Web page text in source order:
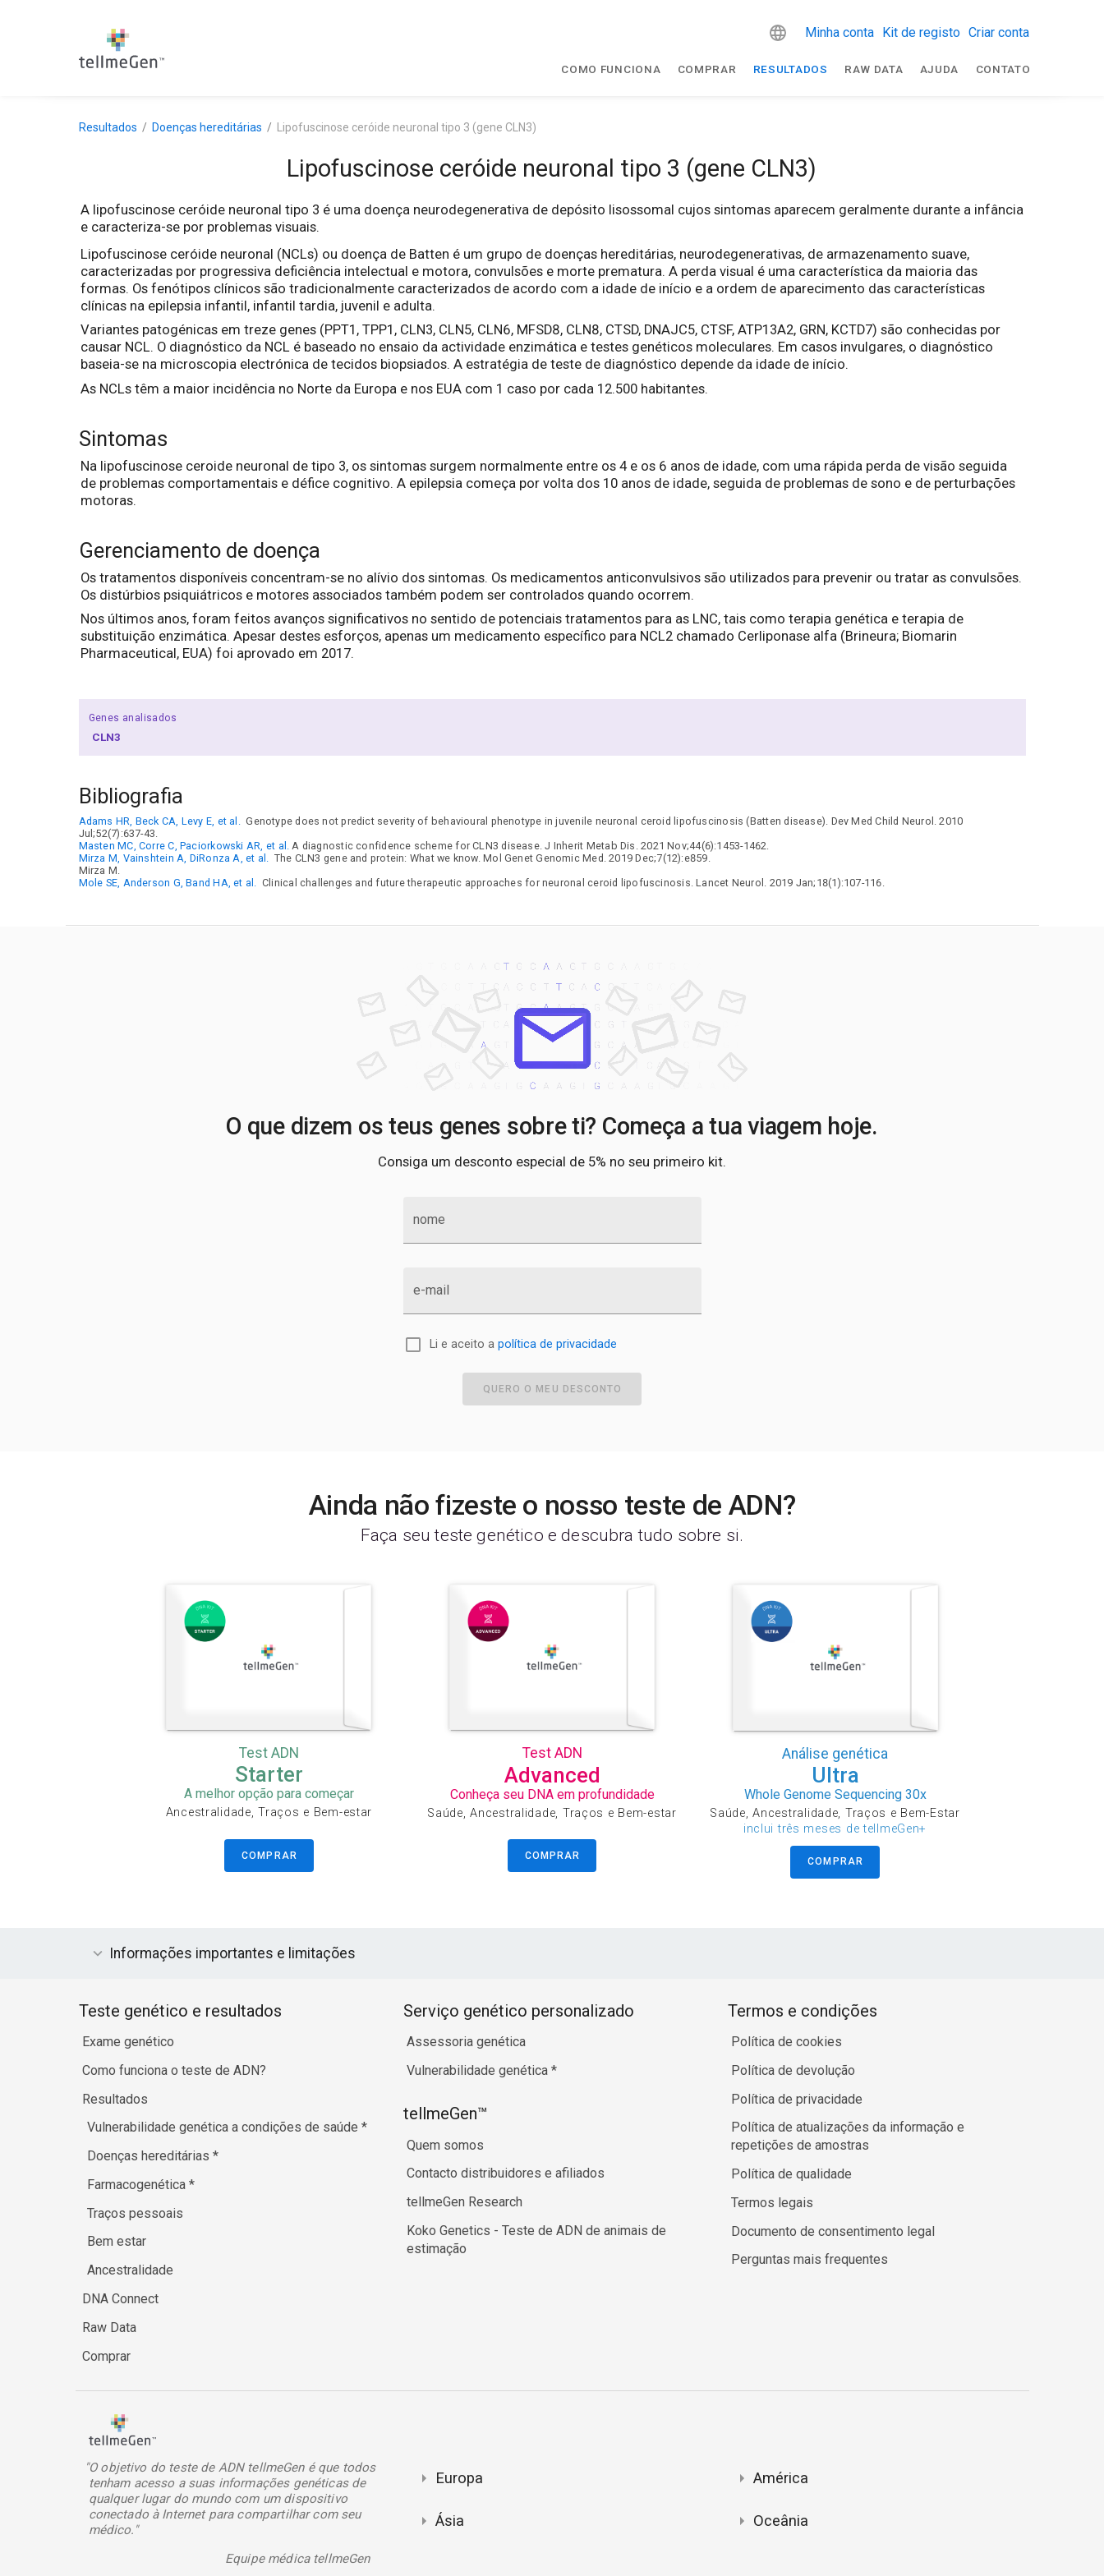
Minha conta Kit de registo Criar conta
COMO FUNCIONA COMPRAR RESULTADOS RAW DATA AJUDA CONTATO
Resultados Doenças hereditárias Lipofuscinose ceróide neuronal tipo 3 (gene CLN3)
Lipofuscinose ceróide neuronal tipo 3 (gene CLN3)
A lipofuscinose ceróide neuronal tipo 3 é uma doença neurodegenerativa de depósito lisossomal cujos sintomas aparecem geralmente durante a infância
e caracteriza-se por problemas visuais.
Lipofuscinose ceróide neuronal (NCLs) ou doença de Batten é um grupo de doenças hereditárias, neurodegenerativas, de armazenamento suave,
caracterizadas por progressiva deficiência intelectual e motora, convulsões e morte prematura. A perda visual é uma característica da maioria das
formas. Os fenótipos clínicos são tradicionalmente caracterizados de acordo com a idade de início e a ordem de aparecimento das características
clínicas na epilepsia infantil, infantil tardia, juvenil e adulta.
Variantes patogénicas em treze genes (PPT1, TPP1, CLN3, CLN5, CLN6, MFSD8, CLN8, CTSD, DNAJC5, CTSF, ATP13A2, GRN, KCTD7) são conhecidas por
causar NCL. O diagnóstico da NCL é baseado no ensaio da actividade enzimática e testes genéticos moleculares. Em casos invulgares, o diagnóstico
baseia-se na microscopia electrónica de tecidos biopsiados. A estratégia de teste de diagnóstico depende da idade de início.
As NCLs têm a maior incidência no Norte da Europa e nos EUA com 1 caso por cada 12.500 habitantes.
Sintomas
Na lipofuscinose ceroide neuronal de tipo 3, os sintomas surgem normalmente entre os 4 e os 6 anos de idade, com uma rápida perda de visão seguida
de problemas comportamentais e défice cognitivo. A epilepsia começa por volta dos 10 anos de idade, seguida de problemas de sono e de perturbações
motoras.
Gerenciamento de doença
Os tratamentos disponíveis concentram-se no alívio dos sintomas. Os medicamentos anticonvulsivos são utilizados para prevenir ou tratar as convulsões.
Os distúrbios psiquiátricos e motores associados também podem ser controlados quando ocorrem.
Nos últimos anos, foram feitos avanços significativos no sentido de potenciais tratamentos para as LNC, tais como terapia genética e terapia de
substituição enzimática. Apesar destes esforços, apenas um medicamento específico para NCL2 chamado Cerliponase alfa (Brineura; Biomarin
Pharmaceutical, EUA) foi aprovado em 2017.
Genes analisados
CLN3
Bibliografia
Adams HR, Beck CA, Levy E, et al. Genotype does not predict severity of behavioural phenotype in juvenile neuronal ceroid lipofuscinosis (Batten disease). Dev Med Child Neurol. 2010
Jul;52(7):637-43.
Masten MC, Corre C, Paciorkowski AR, et al. A diagnostic confidence scheme for CLN3 disease. J Inherit Metab Dis. 2021 Nov;44(6):1453-1462.
Mirza M, Vainshtein A, DiRonza A, et al. The CLN3 gene and protein: What we know. Mol Genet Genomic Med. 2019 Dec;7(12):e859.
Mirza M.
Mole SE, Anderson G, Band HA, et al. Clinical challenges and future therapeutic approaches for neuronal ceroid lipofuscinosis. Lancet Neurol. 2019 Jan;18(1):107-116.
O que dizem os teus genes sobre ti? Começa a tua viagem hoje.
Consiga um desconto especial de 5% no seu primeiro kit.
nome
e-mail
Li e aceito a política de privacidade
QUERO O MEU DESCONTO
Ainda não fizeste o nosso teste de ADN?
Faça seu teste genético e descubra tudo sobre si.
Test ADN
Starter
A melhor opção para começar
Ancestralidade, Traços e Bem-estar
COMPRAR
Test ADN
Advanced
Conheça seu DNA em profundidade
Saúde, Ancestralidade, Traços e Bem-estar
COMPRAR
Análise genética
Ultra
Whole Genome Sequencing 30x
Saúde, Ancestralidade, Traços e Bem-Estar
inclui três meses de tellmeGen+
COMPRAR
Informações importantes e limitações
Teste genético e resultados
Exame genético
Como funciona o teste de ADN?
Resultados
Vulnerabilidade genética a condições de saúde *
Doenças hereditárias *
Farmacogenética *
Traços pessoais
Bem estar
Ancestralidade
DNA Connect
Raw Data
Comprar
Serviço genético personalizado
Assessoria genética
Vulnerabilidade genética *
tellmeGen™
Quem somos
Contacto distribuidores e afiliados
tellmeGen Research
Koko Genetics - Teste de ADN de animais de
estimação
Termos e condições
Política de cookies
Política de devolução
Política de privacidade
Política de atualizações da informação e
repetições de amostras
Política de qualidade
Termos legais
Documento de consentimento legal
Perguntas mais frequentes
"O objetivo do teste de ADN tellmeGen é que todos
tenham acesso a suas informações genéticas de
qualquer lugar do mundo com um dispositivo
conectado à Internet para compartilhar com seu
médico."
Equipe médica tellmeGen
Europa
Ásia
América
Oceânia